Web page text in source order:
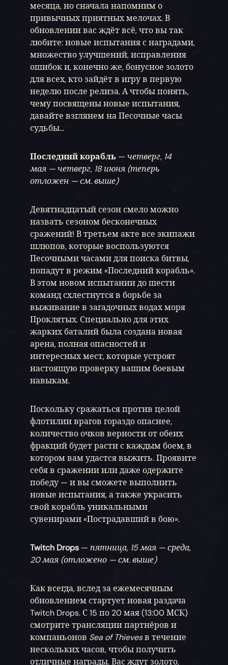
месяца, но сначала напомним о
привычных приятных мелочах. В
обновлении вас ждёт всё, что вы так
любите: новые испытания с наградами,
множество улучшений, исправления
ошибок и, конечно же, бонусное золото
для всех, кто зайдёт в игру в первую
неделю после релиза. А чтобы понять,
чему посвящены новые испытания,
давайте взглянем на Песочные часы
судьбы...
Последний корабль —четверг, 14
мая — четверг, 18 июня (теперь
отложен — см. выше)
Девятнадцатый сезон смело можно
назвать сезоном бесконечных
сражений! В третьем акте все экипажи
шлюпов, которые воспользуются
Песочными часами для поиска битвы,
попадут в режим «Последний корабль».
В этом новом испытании до шести
команд схлестнутся в борьбе за
выживание в загадочных водах моря
Проклятых. Специально для этих
жарких баталий была создана новая
арена, полная опасностей и
интересных мест, которые устроят
настоящую проверку вашим боевым
навыкам.
Поскольку сражаться против целой
флотилии врагов гораздо опаснее,
количество очков верности от обеих
фракций будет расти с каждым боем, в
котором вам удастся выжить. Проявите
себя в сражении или даже одержите
победу — и вы сможете выполнить
новые испытания, а также украсить
свой корабль уникальными
сувенирами «Пострадавший в бою».
Twitch Drops —пятница, 15 мая — среда,
20 мая (отложено — см. выше)
Как всегда, вслед за ежемесячным
обновлением стартует новая раздача
Twitch Drops. С 15 по 20 мая (13:00 МСК)
смотрите трансляции партнёров и
компаньонов Sea of Thievesв течение
нескольких часов, чтобы получить
отличные награды. Вас ждут золото,